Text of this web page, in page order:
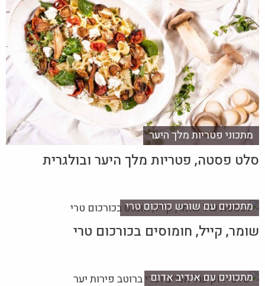
מתכוני פטריות מלך היער
סלט פסטה, פטריות מלך היער ובולגרית
מתכונים עם שורש כורכום טרי
שומר, קייל, חומוסים בכורכום טרי
מתכונים עם אנדיב אדום